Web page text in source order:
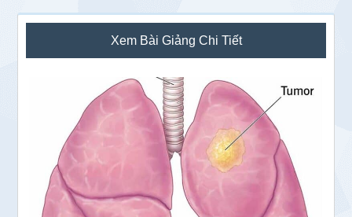
Sidebar
chính
Xem Bài Giảng Chi Tiết